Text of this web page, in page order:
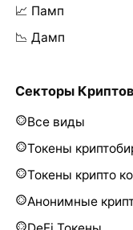
📈 Памп
📉 Дамп
Секторы
Все виды
Токены
Токены крипто
Анонимные